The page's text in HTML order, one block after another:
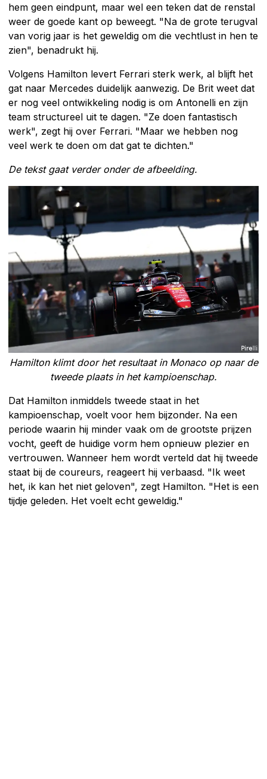
hem geen eindpunt, maar wel een teken dat de renstal
weer de goede kant op beweegt. "Na de grote terugval
van vorig jaar is het geweldig om die vechtlust in hen te
zien", benadrukt hij.
Volgens Hamilton levert Ferrari sterk werk, al blijft het
gat naar Mercedes duidelijk aanwezig. De Brit weet dat
er nog veel ontwikkeling nodig is om Antonelli en zijn
team structureel uit te dagen. "Ze doen fantastisch
werk", zegt hij over Ferrari. "Maar we hebben nog
veel werk te doen om dat gat te dichten."
De tekst gaat verder onder de afbeelding.
Hamilton klimt door het resultaat in Monaco op naar de
tweede plaats in het kampioenschap.
Dat Hamilton inmiddels tweede staat in het
kampioenschap, voelt voor hem bijzonder. Na een
periode waarin hij minder vaak om de grootste prijzen
vocht, geeft de huidige vorm hem opnieuw plezier en
vertrouwen. Wanneer hem wordt verteld dat hij tweede
staat bij de coureurs, reageert hij verbaasd. "Ik weet
het, ik kan het niet geloven", zegt Hamilton. "Het is een
tijdje geleden. Het voelt echt geweldig."